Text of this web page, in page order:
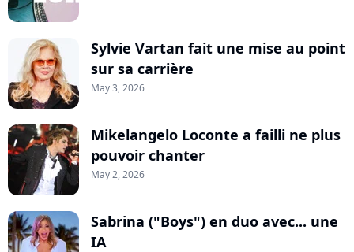
Sylvie Vartan fait une mise au point
sur sa carrière
May 3, 2026
Mikelangelo Loconte a failli ne plus
pouvoir chanter
May 2, 2026
Sabrina ("Boys") en duo avec... une
IA